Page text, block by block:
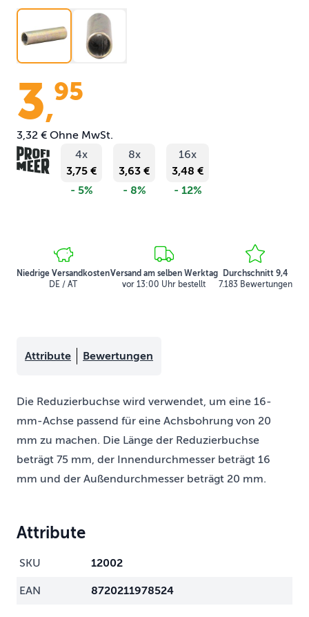
3,95
3,32 € Ohne MwSt.
4x
3,75 €
- 5%
8x
3,63 €
- 8%
16x
3,48 €
- 12%
Niedrige Versandkosten
DE / AT
Versand am selben Werktag
vor 13:00 Uhr bestellt
Durchschnitt 9,4
7.183 Bewertungen
Attribute Bewertungen
Die Reduzierbuchse wird verwendet, um eine 16-
mm-Achse passend für eine Achsbohrung von 20
mm zu machen. Die Länge der Reduzierbuchse
beträgt 75 mm, der Innendurchmesser beträgt 16
mm und der Außendurchmesser beträgt 20 mm.
Attribute
SKU 12002
EAN 8720211978524